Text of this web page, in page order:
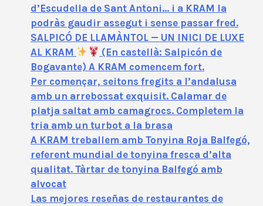
d’Escudella de Sant Antoni… i a KRAM la
podràs gaudir assegut i sense passar fred.
SALPICÓ DE LLAMÀNTOL — UN INICI DE LUXE
AL KRAM
(En castellà: Salpicón de
Bogavante) A KRAM comencem fort.
Per començar, seitons fregits a l’andalusa
amb un arrebossat exquisit. Calamar de
platja saltat amb camagrocs. Completem la
tria amb un turbot a la brasa
A KRAM treballem amb Tonyina Roja Balfegó,
referent mundial de tonyina fresca d’alta
qualitat. Tàrtar de tonyina Balfegó amb
alvocat
Las mejores reseñas de restaurantes de